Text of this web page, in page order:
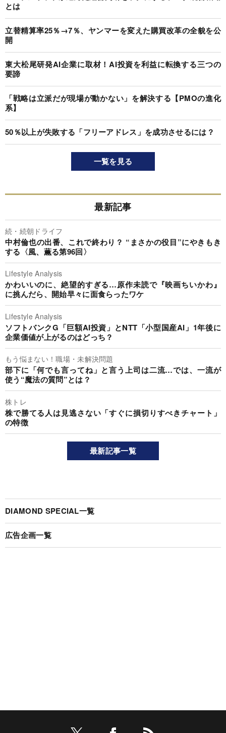
とは
立替精算率25％→7％、ヤンマーを変えた購買改革の全貌を公
開
東大松尾研発AI企業に取材！AI投資を利益に転換する三つの
要諦
「戦略は立派だが現場が動かない」を解決する【PMOの進化
系】
50％以上が失敗する「フリーアドレス」を成功させるには？
一覧を見る
最新記事
続・続朝ドライフ
中村倫也の出番、これで終わり？ “まさかの役目”にやきもき
する〈風、薫る第96回〉
Lifestyle Analysis
かわいいのに、絶望的すぎる…原作未読で『映画ちいかわ』
に挑んだら、開始早々に面食らったワケ
Lifestyle Analysis
ソフトバンクG「巨額AI投資」とNTT「小型国産AI」1年後に
企業価値が上がるのはどっち？
もう悩まない！職場・未解決問題
部下に「何でも言ってね」と言う上司は二流…では、一流が
使う“魔法の質問”とは？
株トレ
株で勝てる人は見逃さない「すぐに損切りすべきチャート」
の特徴
最新記事一覧
DIAMOND SPECIAL一覧
広告企画一覧